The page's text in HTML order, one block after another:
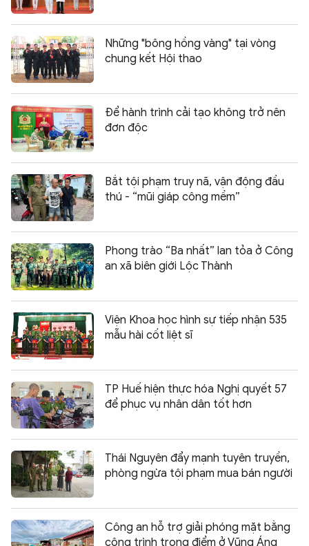
Những "bông hồng vàng" tại vòng
chung kết Hội thao
Để hành trình cải tạo không trở nên
đơn độc
Bắt tội phạm truy nã, vận động đầu
thú - “mũi giáp công mềm”
Phong trào “Ba nhất” lan tỏa ở Công
an xã biên giới Lộc Thành
Viện Khoa học hình sự tiếp nhận 535
mẫu hài cốt liệt sĩ
TP Huế hiện thực hóa Nghị quyết 57
để phục vụ nhân dân tốt hơn
Thái Nguyên đẩy mạnh tuyên truyền,
phòng ngừa tội phạm mua bán người
Công an hỗ trợ giải phóng mặt bằng
công trình trọng điểm ở Vũng Áng